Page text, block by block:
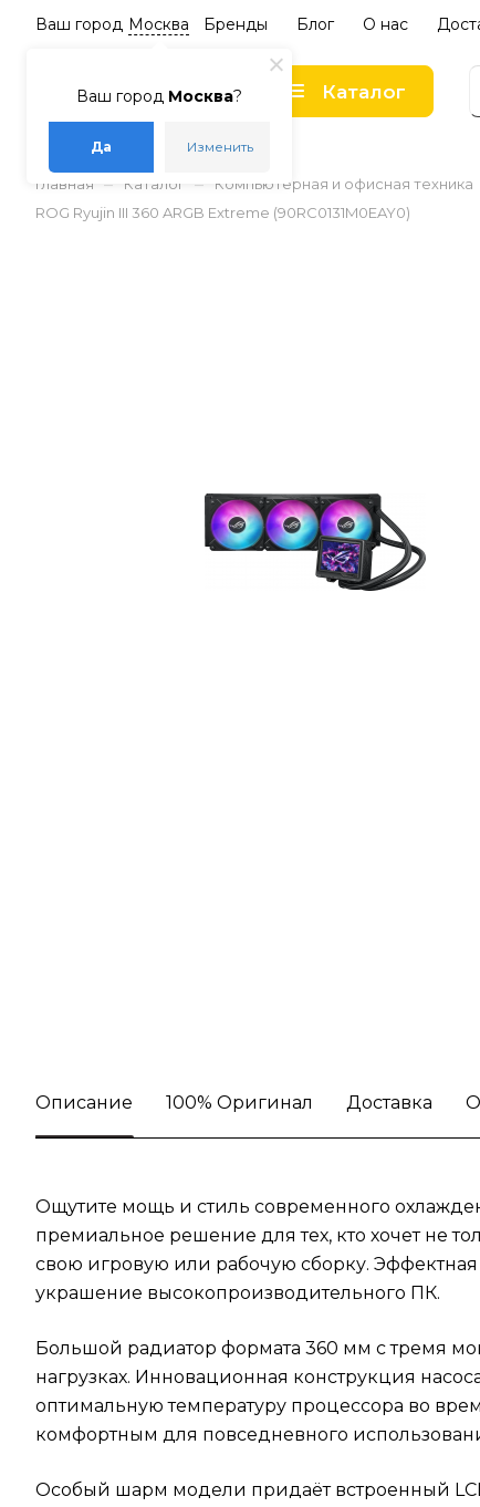
Ваш город Москва?
Да Изменить
Ваш город Москва Бренды Блог О нас
Каталог
Главная – Каталог – Компьютерная и офисная техника
ROG Ryujin III 360 ARGB Extreme (90RC0131M0EAY0)
Описание 100% Оригинал Доставка
Ощутите мощь и стиль современного
премиальное решение для тех, кто хочет не
свою игровую или рабочую сборку.
украшение высокопроизводительного ПК.
Большой радиатор формата 360 мм с тремя
нагрузках. Инновационная конструкция
оптимальную температуру процессора во
комфортным для повседневного
Особый шарм модели придаёт встроенный